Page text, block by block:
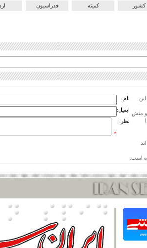
کشور کمیته فدراسیون
و منش
نام:
ایمیل:
نظر:
*